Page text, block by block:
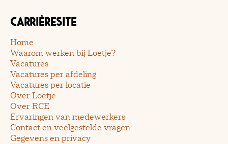
Carrièresite
Home
Waarom werken bij Loetje?
Vacatures
Vacatures per afdeling
Vacatures per locatie
Over Loetje
Over RCE
Ervaringen van medewerkers
Contact en veelgestelde vragen
Gegevens en privacy